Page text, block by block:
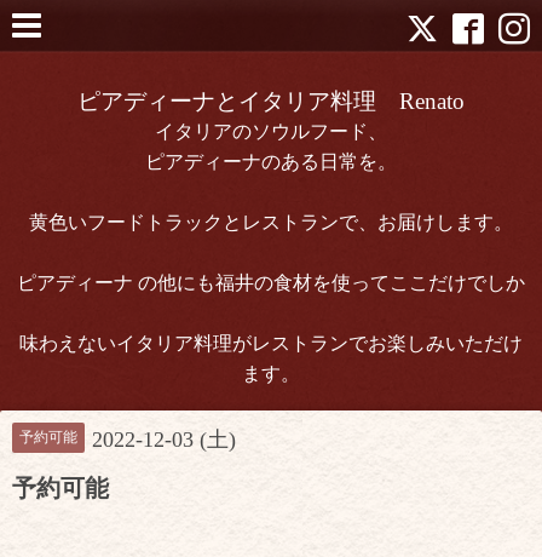
ピアディーナとイタリア料理 Renato
イタリアのソウルフード、
ピアディーナのある日常を。
黄色いフードトラックとレストランで、お届けします。
ピアディーナ の他にも福井の食材を使ってここだけでしか
味わえないイタリア料理がレストランでお楽しみいただけ
ます。
予約可能 2022-12-03 (土)
予約可能